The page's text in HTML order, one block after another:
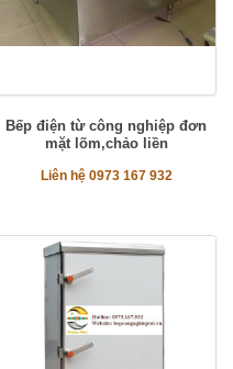
Bếp điện từ công nghiệp đơn
mặt lõm,chảo liền
Liên hệ 0973 167 932